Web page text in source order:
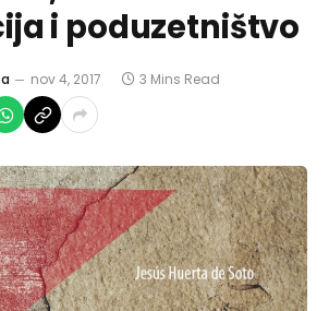
i poduzetništvo
nov 4, 2017 3 Mins Read